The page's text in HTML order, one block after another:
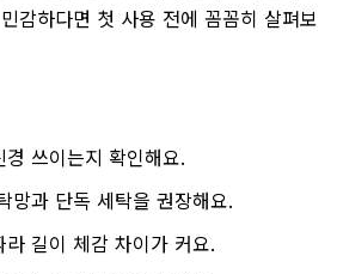
감하다면 첫 사용 전에 꼼꼼히 살펴보
경 쓰이는지 확인해요.
망과 단독 세탁을 권장해요.
라 길이 체감 차이가 커요.